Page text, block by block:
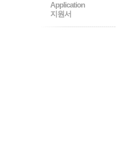
Application
지원서